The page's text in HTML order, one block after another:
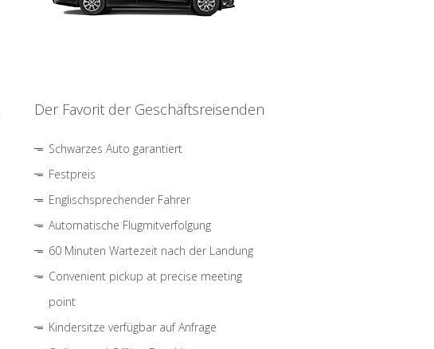
Der Favorit der Geschäftsreisenden
Schwarzes Auto garantiert
Festpreis
Englischsprechender Fahrer
Automatische Flugmitverfolgung
60 Minuten Wartezeit nach der Landung
Convenient pickup at precise meeting
point
Kindersitze verfügbar auf Anfrage